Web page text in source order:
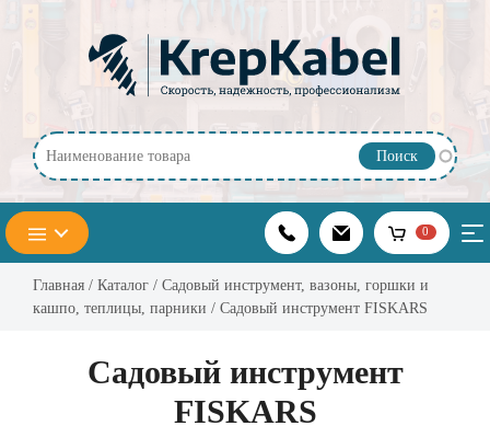
0
Главная / Каталог / Садовый инструмент, вазоны, горшки и
кашпо, теплицы, парники / Садовый инструмент FISKARS
Садовый инструмент
FISKARS